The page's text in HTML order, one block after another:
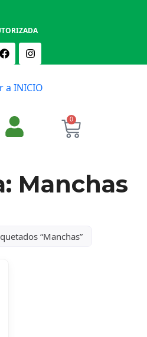
0
Manchas
“Manchas”